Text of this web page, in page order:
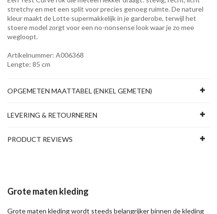
stretchy en met een split voor precies genoeg ruimte. De naturel
kleur maakt de Lotte supermakkelijk in je garderobe, terwijl het
stoere model zorgt voor een no-nonsense look waar je zo mee
wegloopt.
Artikelnummer: A006368
Lengte: 85 cm
OPGEMETEN MAATTABEL (ENKEL GEMETEN)
LEVERING & RETOURNEREN
PRODUCT REVIEWS
Grote maten kleding
Grote maten kleding wordt steeds belangrijker binnen de kleding